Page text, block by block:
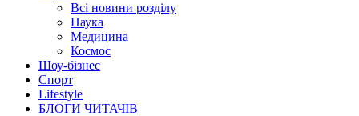
Всі новини розділу
Наука
Медицина
Космос
Шоу-бізнес
Спорт
Lifestyle
БЛОГИ ЧИТАЧІВ